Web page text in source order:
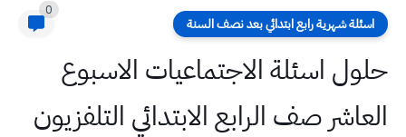
اسئلة شهرية رابع ابتدائي بعد نصف السنة
0
حلول اسئلة الاجتماعيات الاسبوع
العاشر صف الرابع الابتدائي التلفزيون